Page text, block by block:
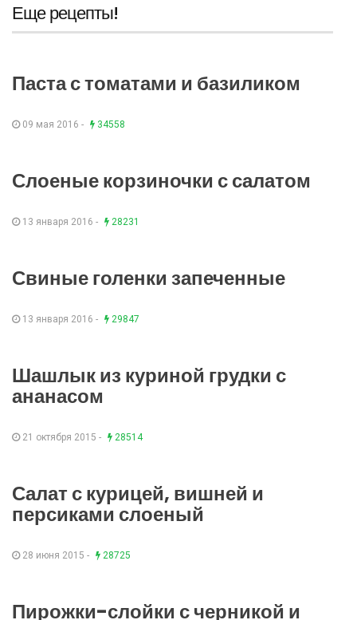
Еще рецепты!
Паста с томатами и базиликом
09 мая 2016 - 34558
Слоеные корзиночки с салатом
13 января 2016 - 28231
Свиные голенки запеченные
13 января 2016 - 29847
Шашлык из куриной грудки с
ананасом
21 октября 2015 - 28514
Салат с курицей, вишней и
персиками слоеный
28 июня 2015 - 28725
Пирожки-слойки с черникой и